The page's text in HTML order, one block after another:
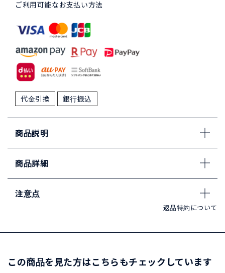
ご利用可能なお支払い方法
代金引換 銀行振込
商品説明
商品詳細
注意点
返品特約について
この商品を見た方はこちらもチェックしています